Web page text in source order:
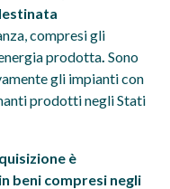
compresi gli
prodotta. Sono
gli impianti con
prodotti negli Stati
è
beni compresi negli